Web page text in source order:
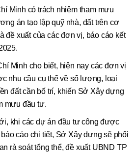
Minh có trách nhiệm tham mưu
án tạo lập quỹ nhà, đất trên cơ
đề xuất của các đơn vị, báo cáo kết
Minh cho biết, hiện nay các đơn vị
nhu cầu cụ thể về số lượng, loại
đất cần bố trí, khiến Sở Xây dựng
mưu đầu tư.
khi các dự án đầu tư công được
cáo chi tiết, Sở Xây dựng sẽ phối
rà soát tổng thể, đề xuất UBND TP